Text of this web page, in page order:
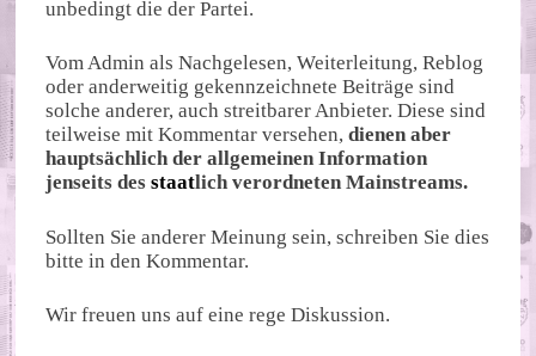
unbedingt die der Partei.
Vom Admin als Nachgelesen, Weiterleitung, Reblog
oder anderweitig gekennzeichnete Beiträge sind
solche anderer, auch streitbarer Anbieter. Diese sind
teilweise mit Kommentar versehen,dienen aber
hauptsächlich der allgemeinen Information
jenseits desstaatlich verordneten Mainstreams.
Sollten Sie anderer Meinung sein, schreiben Sie dies
bitte in den Kommentar.
Wir freuen uns auf eine rege Diskussion.